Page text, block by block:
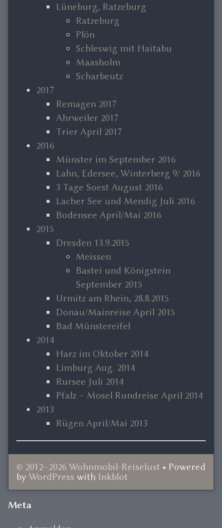
Lüneburg, Ratzeburg
Ratzeburg
Plön
Schleswig mit Haitabu
Maasholm
Scharbeutz
2017
Remagen 2017
Ahrweiler 2017
Trier April 2017
2016
Münster im September 2016
Lahn, Edersee, Winterberg 9/ 2016
3 Tage Soest August 2016
Lacher See und Mendig Juli 2016
Bodensee April/Mai 2016
2015
Dresden 13.9.2015
Meissen
Bastei und Königstein
September 2015
Urmitz am Rhein, 28.8.2015
Donau/Mainreise April 2015
Bad Münstereifel
2014
Harz im Oktober 2014
Limburg Aug. 2014
Rursee Juli 2014
Pfalz – Mosel Rundreise April 2014
2013
Rügen April/Mai 2013
© 2012–2026 Wohnmobil-Reiselust • Powered
by WordPress with Inkblot
Document
Meta